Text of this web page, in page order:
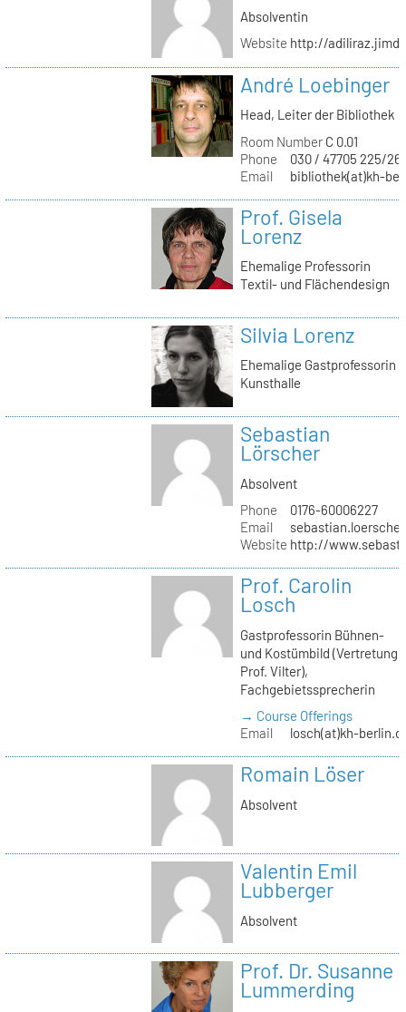
Absolventin
Website http://
André Loebinger
Head, Leiter der Bibliothek
Room NumberC 0.01
Phone
030 / 47705 225/
Email
bibliothek(at)kh-
Prof. Gisela
Lorenz
Ehemalige Professorin
Textil- und Flächendesign
Silvia Lorenz
Ehemalige Gastprofessorin
Kunsthalle
Sebastian
Lörscher
Absolvent
Phone
0176-60006227
Email
Website http://
Prof. Carolin
Losch
Gastprofessorin Bühnen-
und Kostümbild (Vertretung
Prof. Vilter),
Fachgebietssprecherin
→ Course Offerings
Email
losch(at)kh-
Romain Löser
Absolvent
Valentin Emil
Lubberger
Absolvent
Prof. Dr. Susanne
Lummerding